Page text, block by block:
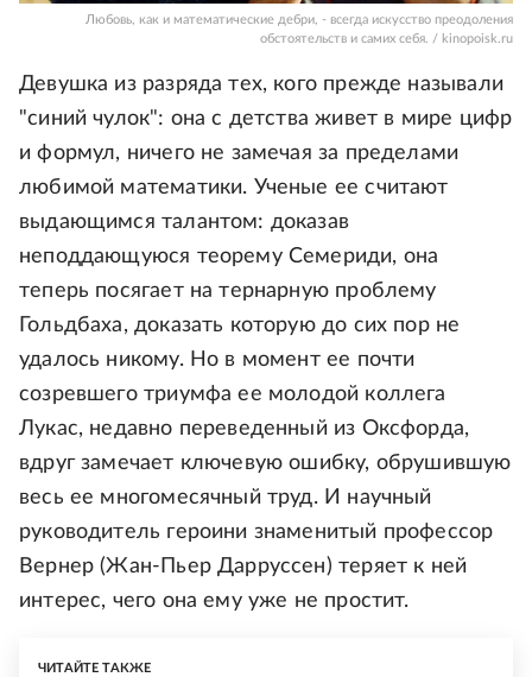
Любовь, как и математические дебри, - всегда искусство преодоления
обстоятельств и самих себя. / kinopoisk.ru
Девушка из разряда тех, кого прежде называли
"синий чулок": она с детства живет в мире цифр
и формул, ничего не замечая за пределами
любимой математики. Ученые ее считают
выдающимся талантом: доказав
неподдающуюся теорему Семериди, она
теперь посягает на тернарную проблему
Гольдбаха, доказать которую до сих пор не
удалось никому. Но в момент ее почти
созревшего триумфа ее молодой коллега
Лукас, недавно переведенный из Оксфорда,
вдруг замечает ключевую ошибку, обрушившую
весь ее многомесячный труд. И научный
руководитель героини знаменитый профессор
Вернер (Жан-Пьер Дарруссен) теряет к ней
интерес, чего она ему уже не простит.
ЧИТАЙТЕ ТАКЖЕ